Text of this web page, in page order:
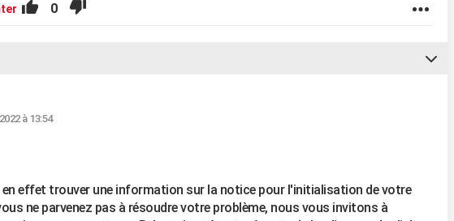
0
à 13:54
en effet trouver une information sur la notice pour l'initialisation de votre
ne parvenez pas à résoudre votre problème, nous vous invitons à